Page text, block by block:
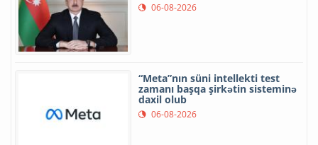
06-08-2026
“Meta”nın süni intellekti test
zamanı başqa şirkətin sisteminə
daxil olub
06-08-2026